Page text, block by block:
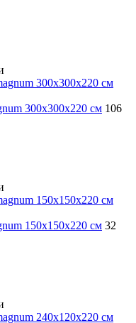
300х300х220 см 106
150х150х220 см 32